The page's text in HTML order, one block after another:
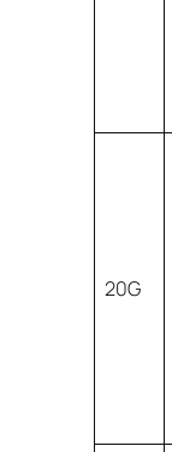
20G